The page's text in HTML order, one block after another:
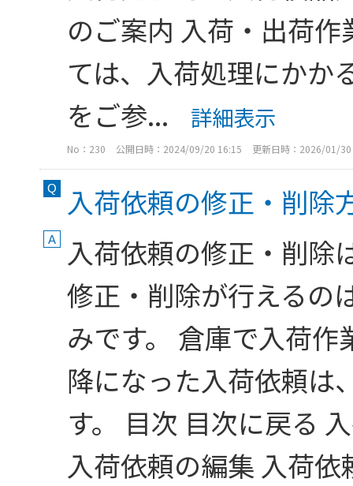
のご案内 入荷・出荷
ては、入荷処理にかか
をご参...
詳細表示
No：230 公開日時：2024/09/20 16:15 更新日時：2026/01/
入荷依頼の修正・削除
入荷依頼の修正・削除
修正・削除が行えるの
みです。 倉庫で入荷
降になった入荷依頼は
す。 目次 目次に戻る
入荷依頼の編集 入荷